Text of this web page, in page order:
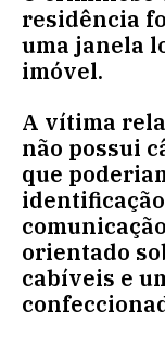
residência
uma janela
imóvel.
A vítima
não possui
que
orientado
cabíveis e